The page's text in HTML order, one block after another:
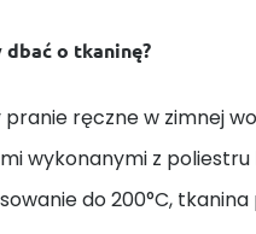
dbać o tkaninę?
ręczne w zimnej
wykonanymi z
do 200°C,